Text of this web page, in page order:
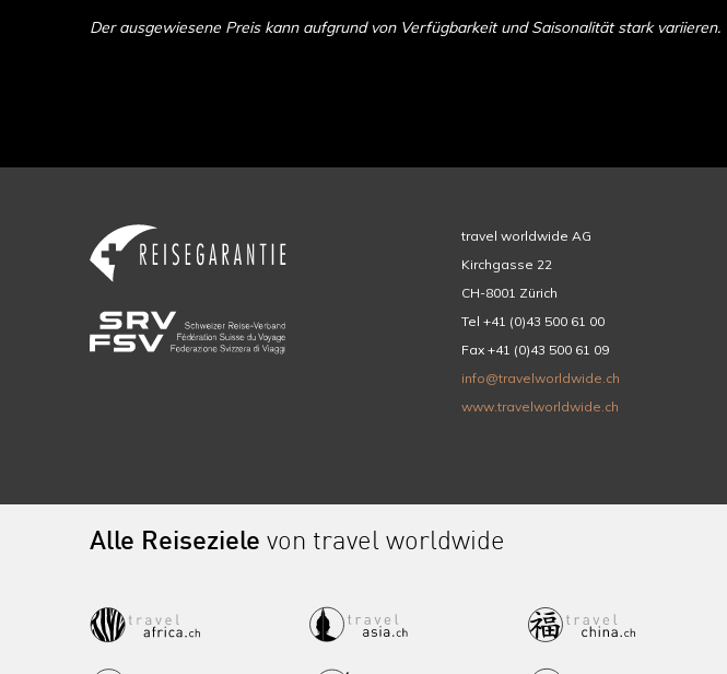
Der ausgewiesene Preis kann aufgrund von Verfügbarkeit und Saisonalität stark variieren.
travel worldwide AG
Kirchgasse 22
CH-8001 Zürich
Tel +41 (0)43 500 61 00
Fax +41 (0)43 500 61 09
info@travelworldwide.ch
www.travelworldwide.ch
Alle Reiseziele von travel worldwide